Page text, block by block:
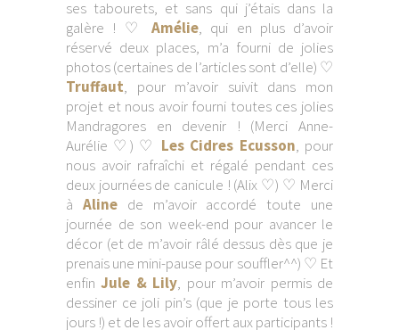
ses tabourets, et sans qui j’étais dans la
galère ! ♡ Amélie, qui en plus d’avoir
réservé deux places, m’a fourni de jolies
photos (certaines de l’articles sont d’elle) ♡
Truffaut, pour m’avoir suivit dans mon
projet et nous avoir fourni toutes ces jolies
Mandragores en devenir ! (Merci Anne-
Aurélie ♡) ♡ Les Cidres Ecusson, pour
nous avoir rafraîchi et régalé pendant ces
deux journées de canicule ! (Alix ♡) ♡ Merci
à Alinede m’avoir accordé toute une
journée de son week-end pour avancer le
décor (et de m’avoir râlé dessus dès que je
prenais une mini-pause pour souffler^^) ♡ Et
enfinJule & Lily, pour m’avoir permis de
dessiner ce joli pin’s (que je porte tous les
jours !) et de les avoir offert aux participants !